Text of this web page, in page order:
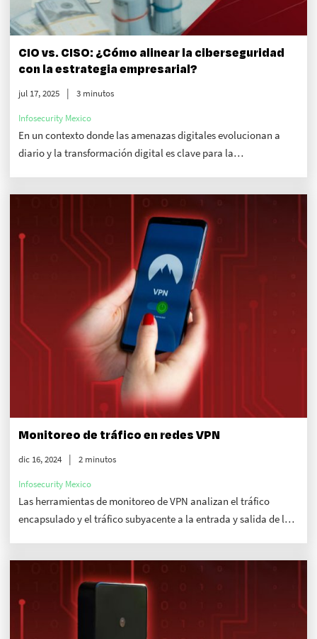
CIO vs. CISO: ¿Cómo alinear la ciberseguridad
con la estrategia empresarial?
jul 17, 2025 3 minutos
Infosecurity Mexico
En un contexto donde las amenazas digitales evolucionan a
diario y la transformación digital es clave para la
Monitoreo de tráfico en redes VPN
dic 16, 2024 2 minutos
Infosecurity Mexico
Las herramientas de monitoreo de VPN analizan el tráfico
encapsulado y el tráfico subyacente a la entrada y salida de la